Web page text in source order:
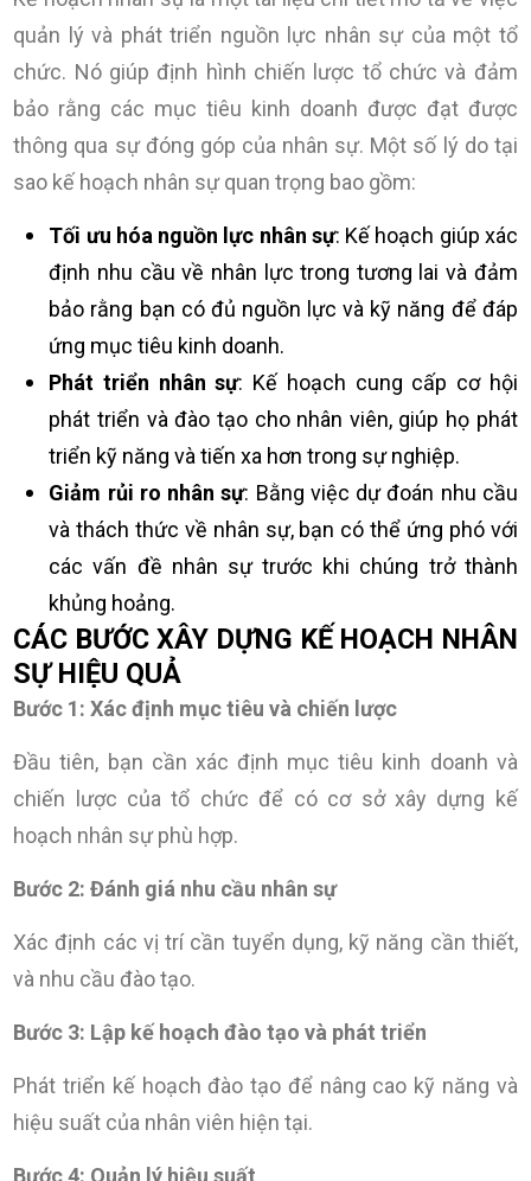
quản lý và phát triển nguồn lực nhân sự của một tổ
chức. Nó giúp định hình chiến lược tổ chức và đảm
bảo rằng các mục tiêu kinh doanh được đạt được
thông qua sự đóng góp của nhân sự. Một số lý do tại
sao kế hoạch nhân sự quan trọng bao gồm:
Tối ưu hóa nguồn lực nhân sự: Kế hoạch giúp xác
định nhu cầu về nhân lực trong tương lai và đảm
bảo rằng bạn có đủ nguồn lực và kỹ năng để đáp
ứng mục tiêu kinh doanh.
Phát triển nhân sự: Kế hoạch cung cấp cơ hội
phát triển và đào tạo cho nhân viên, giúp họ phát
triển kỹ năng và tiến xa hơn trong sự nghiệp.
Giảm rủi ro nhân sự: Bằng việc dự đoán nhu cầu
và thách thức về nhân sự, bạn có thể ứng phó với
các vấn đề nhân sự trước khi chúng trở thành
khủng hoảng.
CÁC BƯỚC XÂY DỰNG KẾ HOẠCH NHÂN
SỰ HIỆU QUẢ
Bước 1: Xác định mục tiêu và chiến lược
Đầu tiên, bạn cần xác định mục tiêu kinh doanh và
chiến lược của tổ chức để có cơ sở xây dựng kế
hoạch nhân sự phù hợp.
Bước 2: Đánh giá nhu cầu nhân sự
Xác định các vị trí cần tuyển dụng, kỹ năng cần thiết,
và nhu cầu đào tạo.
Bước 3: Lập kế hoạch đào tạo và phát triển
Phát triển kế hoạch đào tạo để nâng cao kỹ năng và
hiệu suất của nhân viên hiện tại.
Bước 4: Quản lý hiệu suất